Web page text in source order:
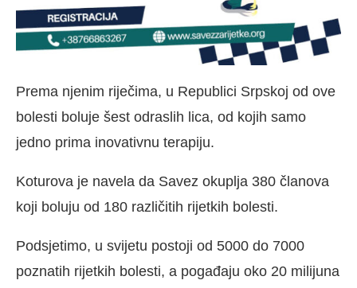
Prema njenim riječima, u Republici Srpskoj od ove
bolesti boluje šest odraslih lica, od kojih samo
jedno prima inovativnu terapiju.
Koturova je navela da Savez okuplja 380 članova
koji boluju od 180 različitih rijetkih bolesti.
Podsjetimo, u svijetu postoji od 5000 do 7000
poznatih rijetkih bolesti, a pogađaju oko 20 milijuna